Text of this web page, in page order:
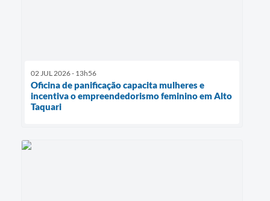
02 JUL 2026 - 13h56
Oficina de panificação capacita mulheres e
incentiva o empreendedorismo feminino em Alto
Taquari